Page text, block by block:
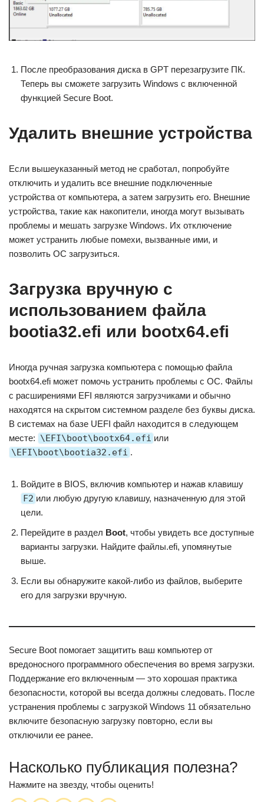
После преобразования диска в GPT перезагрузите ПК.
Теперь вы сможете загрузить Windows с включенной
функцией Secure Boot.
Удалить внешние устройства
Если вышеуказанный метод не сработал, попробуйте
отключить и удалить все внешние подключенные
устройства от компьютера, а затем загрузить его. Внешние
устройства, такие как накопители, иногда могут вызывать
проблемы и мешать загрузке Windows. Их отключение
может устранить любые помехи, вызванные ими, и
позволить ОС загрузиться.
Загрузка вручную с
использованием файла
bootia32.efi или bootx64.efi
Иногда ручная загрузка компьютера с помощью файла
bootx64.efi может помочь устранить проблемы с ОС. Файлы
с расширениями EFI являются загрузчиками и обычно
находятся на скрытом системном разделе без буквы диска.
В системах на базе UEFI файл находится в следующем
месте: \EFI\boot\bootx64.efi или
\EFI\boot\bootia32.efi .
Войдите в BIOS, включив компьютер и нажав клавишу
F2 или любую другую клавишу, назначенную для этой
цели.
Перейдите в раздел Boot, чтобы увидеть все доступные
варианты загрузки. Найдите файлы.efi, упомянутые
выше.
Если вы обнаружите какой-либо из файлов, выберите
его для загрузки вручную.
Secure Boot помогает защитить ваш компьютер от
вредоносного программного обеспечения во время загрузки.
Поддержание его включенным — это хорошая практика
безопасности, которой вы всегда должны следовать. После
устранения проблемы с загрузкой Windows 11 обязательно
включите безопасную загрузку повторно, если вы
отключили ее ранее.
Насколько публикация полезна?
Нажмите на звезду, чтобы оценить!